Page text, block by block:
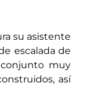
su asistente
escalada de
muy
así